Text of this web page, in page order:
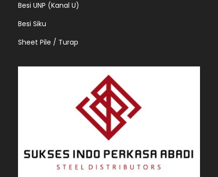
Besi UNP (Kanal U)
Besi Siku
Sheet Pile / Turap